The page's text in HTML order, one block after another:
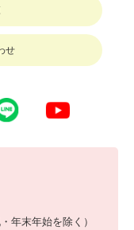
せ
年末年始を除く）